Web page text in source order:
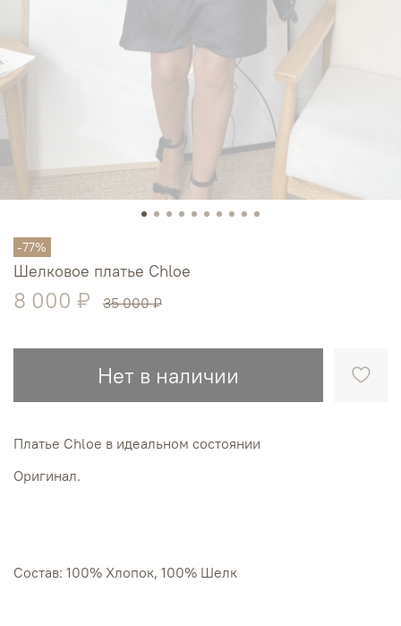
-77%
Шелковое платье Chloe
8 000 ₽ 35 000 ₽
Нет в наличии
Платье Chloe в идеальном состоянии
Оригинал.
Состав: 100% Хлопок, 100% Шелк